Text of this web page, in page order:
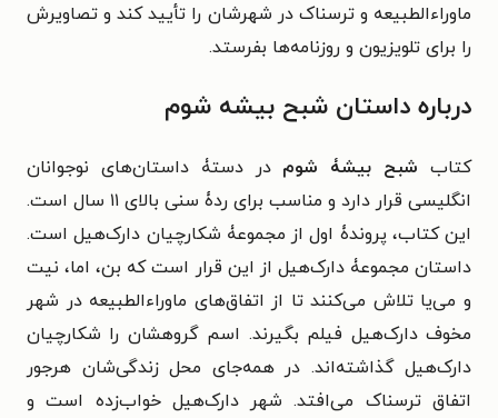
ماوراءالطبیعه و ترسناک در شهرشان را تأیید کند و تصاویرش
را برای تلویزیون و روزنامه‌ها بفرستد.
درباره داستان شبح بیشه شوم
کتاب شبح بیشۀ شوم در دستۀ داستان‌های نوجوانان
انگلیسی قرار دارد و مناسب برای ردۀ سنی بالای ۱۱ سال است.
این کتاب، پروندۀ اول از مجموعۀ شکارچیان دارک‌هیل است.
داستان مجموعۀ دارک‌هیل از این قرار است که بن، اما، نیت
و می‌یا تلاش می‌کنند تا از اتفاق‌های ماوراءالطبیعه در شهر
مخوف دارک‌هیل فیلم بگیرند. اسم گروهشان را شکارچیان
دارک‌هیل گذاشته‌اند. در همه‌جای محل زندگی‌شان هرجور
اتفاق ترسناک می‌افتد. شهر دارک‌هیل خواب‌زده است و